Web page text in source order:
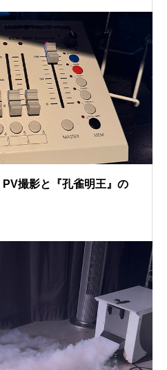
撮影と『孔雀明王』の